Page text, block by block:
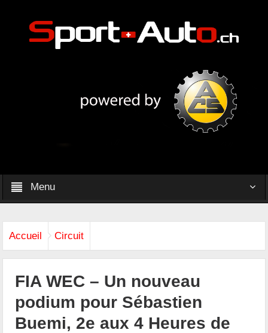
Menu
Accueil Circuit
FIA WEC – Un nouveau
podium pour Sébastien
Buemi, 2e aux 4 Heures de